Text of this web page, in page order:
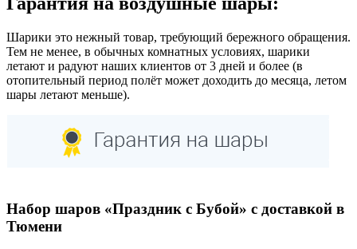
Шарики это нежный товар, требующий бережного обращения.
Тем не менее, в обычных комнатных условиях, шарики
летают и радуют наших клиентов от 3 дней и более (в
отопительный период полёт может доходить до месяца, летом
шары летают меньше).
Набор шаров «Праздник с Бубой» с доставкой в
Тюмени